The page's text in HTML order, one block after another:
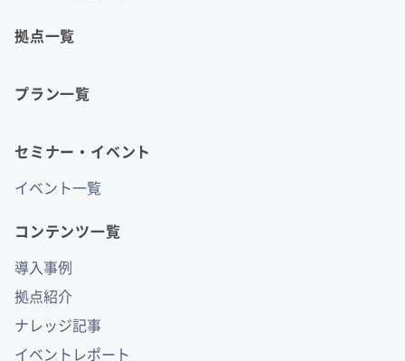
拠点一覧
プラン一覧
セミナー・イベント
イベント一覧
コンテンツ一覧
導入事例
拠点紹介
ナレッジ記事
イベントレポート